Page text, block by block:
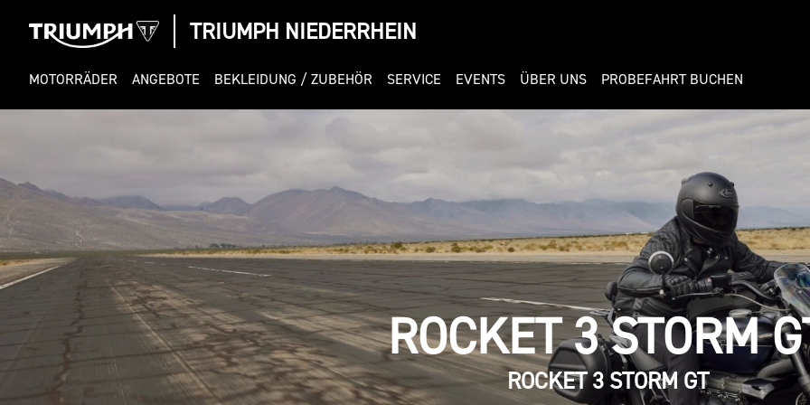
TRIUMPH NIEDERRHEIN
MOTORRÄDER ANGEBOTE BEKLEIDUNG / ZUBEHÖR SERVICE EVENTS ÜBER UNS PROBEFAHRT BUCHEN
ROCKET 3 STORM
ROCKET 3 STORM GT